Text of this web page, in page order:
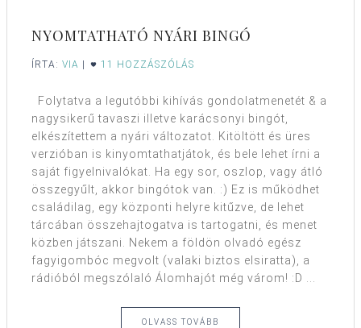
NYOMTATHATÓ NYÁRI BINGÓ
ÍRTA: VIA 11 HOZZÁSZÓLÁS
Folytatva a legutóbbi kihívás gondolatmenetét & a
nagysikerű tavaszi illetve karácsonyi bingót,
elkészítettem a nyári változatot. Kitöltött és üres
verzióban is kinyomtathatjátok, és bele lehet írni a
saját figyelnivalókat. Ha egy sor, oszlop, vagy átló
összegyűlt, akkor bingótok van. :) Ez is működhet
családilag, egy központi helyre kitűzve, de lehet
tárcában összehajtogatva is tartogatni, és menet
közben játszani. Nekem a földön olvadó egész
fagyigombóc megvolt (valaki biztos elsiratta), a
rádióból megszólaló Álomhajót még várom! :D ...
OLVASS TOVÁBB